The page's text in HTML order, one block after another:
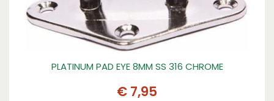
PLATINUM PAD EYE 8MM SS 316 CHROME
€ 7,95